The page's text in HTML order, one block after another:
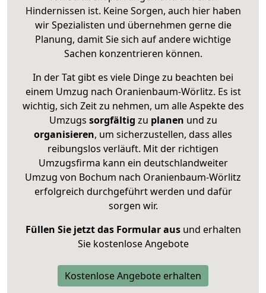
Hindernissen ist. Keine Sorgen, auch hier haben
wir Spezialisten und übernehmen gerne die
Planung, damit Sie sich auf andere wichtige
Sachen konzentrieren können.
In der Tat gibt es viele Dinge zu beachten bei
einem Umzug nach Oranienbaum-Wörlitz. Es ist
wichtig, sich Zeit zu nehmen, um alle Aspekte des
Umzugs sorgfältig zu planen und zu
organisieren, um sicherzustellen, dass alles
reibungslos verläuft. Mit der richtigen
Umzugsfirma kann ein deutschlandweiter
Umzug von Bochum nach Oranienbaum-Wörlitz
erfolgreich durchgeführt werden und dafür
sorgen wir.
Füllen Sie jetzt das Formular ausund erhalten
Sie kostenlose Angebote
Kostenlose Angebote erhalten